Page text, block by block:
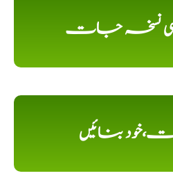
دیسی نسخہ جات
بنائیں